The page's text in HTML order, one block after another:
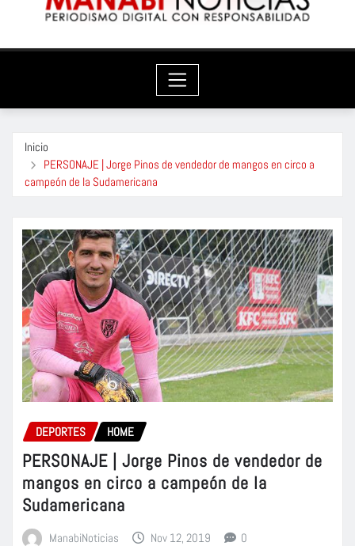
Inicio
PERSONAJE | Jorge Pinos de vendedor de mangos en circo a
campeón de la Sudamericana
DEPORTES HOME
PERSONAJE | Jorge Pinos de vendedor de
mangos en circo a campeón de la
Sudamericana
ManabiNoticias Nov 12, 2019 0